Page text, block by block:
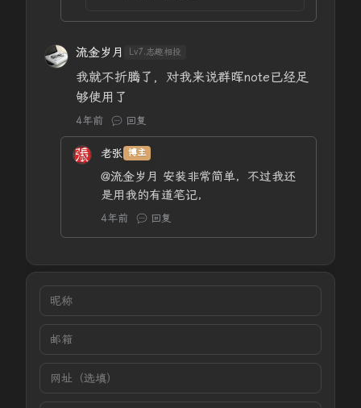
流金岁月 Lv7.志趣相投
我就不折腾了，对我来说群晖note已经足
够使用了
4年前 回复
老张 博主
@流金岁月 安装非常简单，不过我还
是用我的有道笔记，
4年前 回复